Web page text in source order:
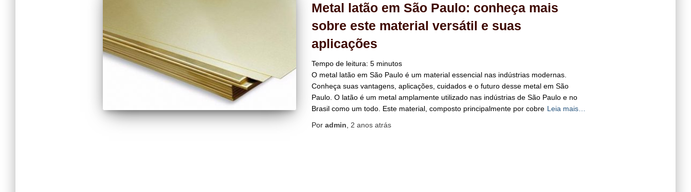
Metal latão em São Paulo: conheça mais
sobre este material versátil e suas
aplicações
Tempo de leitura: 5 minutos
O metal latão em São Paulo é um material essencial nas indústrias modernas.
Conheça suas vantagens, aplicações, cuidados e o futuro desse metal em São
Paulo. O latão é um metal amplamente utilizado nas indústrias de São Paulo e no
Brasil como um todo. Este material, composto principalmente por cobre Leia mais…
Por admin 2 anosatrás